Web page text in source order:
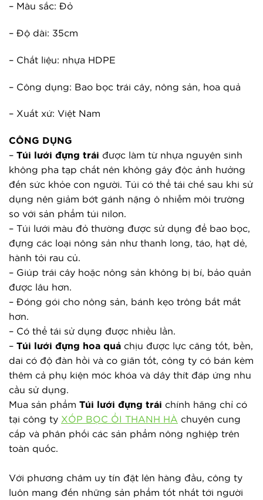
– Màu sắc: Đỏ
– Độ dài: 35cm
– Chất liệu: nhựa HDPE
– Công dụng: Bao bọc trái cây, nông sản, hoa quả
– Xuất xứ: Việt Nam
CÔNG DỤNG
– Túi lưới đựng trái được làm từ nhựa nguyên sinh
không pha tạp chất nên không gây độc ảnh hưởng
đến sức khỏe con người. Túi có thể tái chế sau khi sử
dụng nên giảm bớt gánh nặng ô nhiễm môi trường
so với sản phẩm túi nilon.
– Túi lưới màu đỏ thường được sử dụng để bao bọc,
đựng các loại nông sản như thanh long, táo, hạt dẻ,
hành tỏi rau củ.
– Giúp trái cây hoặc nông sản không bị bí, bảo quản
được lâu hơn.
– Đóng gói cho nông sản, bánh kẹo trông bắt mắt
hơn.
– Có thể tái sử dụng được nhiều lần.
– Túi lưới đựng hoa quả chịu được lực căng tốt, bền,
dai có độ đàn hồi và co giãn tốt, công ty có bán kèm
thêm cả phụ kiện móc khóa và dây thít đáp ứng nhu
cầu sử dụng.
Mua sản phẩm Túi lưới đựng trái chính hãng chỉ có
tại công ty XỐP BỌC ỔI THANH HÀ chuyên cung
cấp và phân phối các sản phẩm nông nghiệp trên
toàn quốc.
Với phương châm uy tín đặt lên hàng đầu, công ty
luôn mang đến những sản phẩm tốt nhất tới người